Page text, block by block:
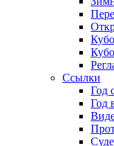
Ссылки
Год
Год